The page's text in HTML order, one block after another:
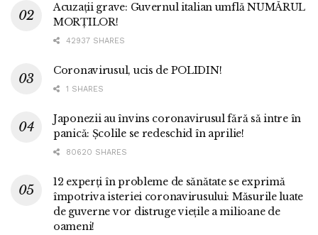
Acuzații grave: Guvernul italian umflă NUMĂRUL
MORȚILOR!
42937 SHARES
Coronavirusul, ucis de POLIDIN!
1 SHARES
Japonezii au învins coronavirusul fără să intre în
panică: Școlile se redeschid în aprilie!
80620 SHARES
12 experți în probleme de sănătate se exprimă
împotriva isteriei coronavirusului: Măsurile luate
de guverne vor distruge viețile a milioane de
oameni!